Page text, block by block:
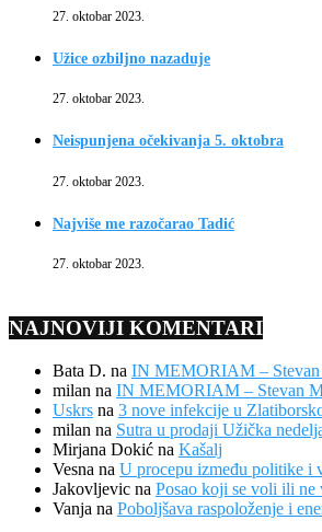
27. oktobar 2023.
Užice ozbiljno nazaduje
27. oktobar 2023.
Neispunjena očekivanja 5. oktobra
27. oktobar 2023.
Najviše me razočarao Tadić
27. oktobar 2023.
NAJNOVIJI KOMENTARI
Bata D. na IN MEMORIAM –
milan na IN MEMORIAM – Stevan
Uskrs na 3 nove infekcije u
milan na Sutra u prodaji Užička
Mirjana Dokić na Kašalj
Vesna na U procepu između politike i
Jakovljevic na Posao koji se voli ili ne
Vanja na Poboljšava raspoloženje i